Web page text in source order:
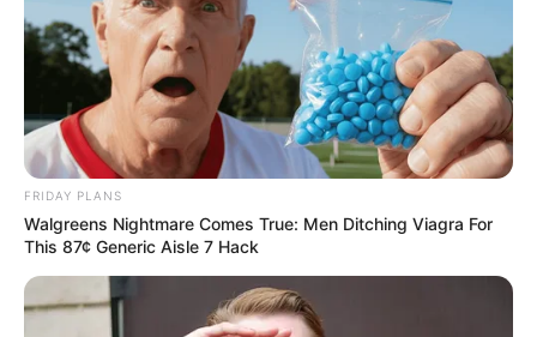
แชร์
ตำนานความน่ากลัวที่มีการเล่าสืบต่อกันมาตั้งแต่เมื่อ
สมัยโบราณ ซึ่งเคยสร้างความเชื่อให้กับคนเฒ่าคนแก่ ให้
เกลียดกลัวหนักหนาว่า หากนกแสกไปส่งเสียงร้องที่หลังคา
บ้านไหน ภายใน 3 วัน 7 วันต้องมีคนที่รักตายจากไป แต่
นั่นคงเป็นเพียงแค่ความเชื่อที่มีการเล่าสืบต่อกันมา และดู
เหมือนว่าจะเป็นตำนานอีกบทหนึ่ง แห่งความน่ากลัวของคน
ไทยไปแล้วด้วย เพราะสังเกตได้จากภาพยนตร์แนวสยอง
FRIDAY PLANS
Walgreens Nightmare Comes True: Men Ditching Viagra For
This 87¢ Generic Aisle 7 Hack